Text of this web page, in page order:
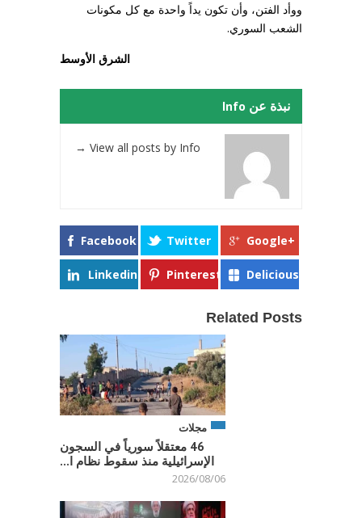
ووأد الفتن، وأن تكون يداً واحدة مع كل مكونات
الشعب السوري.
الشرق الأوسط
نبذة عن Info
View all posts by Info
→
Facebook Twitter Google+
Linkedin Pinterest Delicious
Related Posts
مجلات
46 معتقلاً سورياً في السجون
الإسرائيلية منذ سقوط نظام ا...
2026/08/06